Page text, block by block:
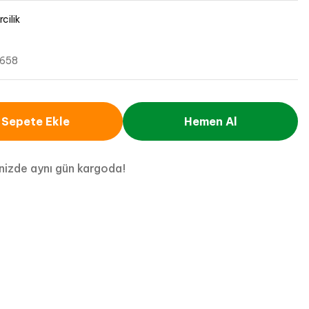
Sepete Ekle Hemen Al
aynı gün kargoda!